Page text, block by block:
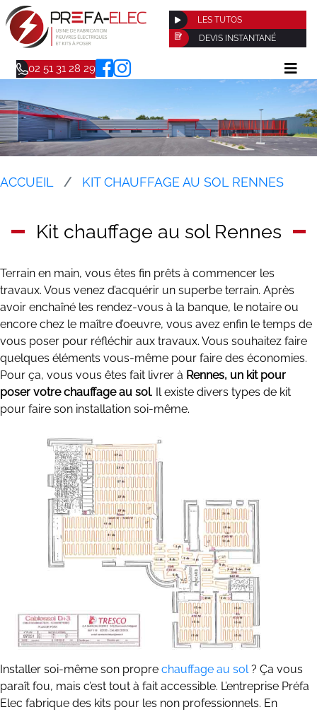
LES TUTOS
DEVIS INSTANTANÉ
02 51 31 28 29
ACCUEIL KIT CHAUFFAGE AU SOL RENNES
Kit chauffage au sol Rennes
Terrain en main, vous êtes fin prêts à commencer les
travaux. Vous venez d’acquérir un superbe terrain. Après
avoir enchaîné les rendez-vous à la banque, le notaire ou
encore chez le maître d’oeuvre, vous avez enfin le temps de
vous poser pour réfléchir aux travaux. Vous souhaitez faire
quelques éléments vous-même pour faire des économies.
Pour ça, vous vous êtes fait livrer à Rennes, un kit pour
poser votre chauffage au sol. Il existe divers types de kit
pour faire son installation soi-même.
Installer soi-même son propre chauffage au sol? Ça vous
paraît fou, mais c’est tout à fait accessible. L’entreprise Préfa
Elec fabrique des kits pour les non professionnels. En